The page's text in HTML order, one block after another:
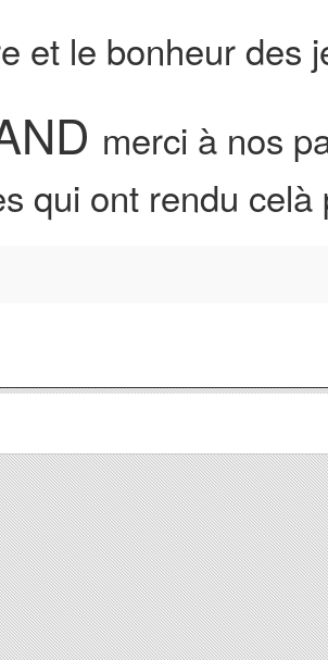
et le bonheur des
merci à nos
qui ont rendu celà